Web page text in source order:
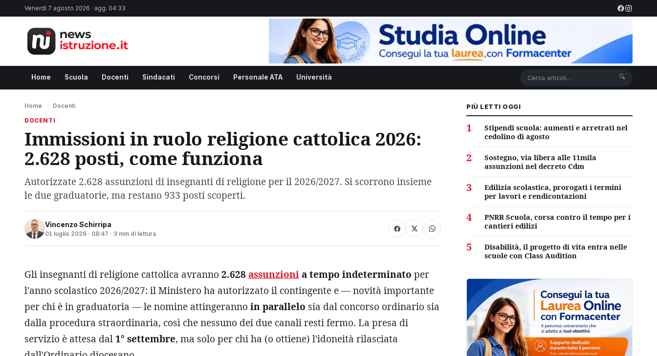
Venerdì 7 agosto 2026 · agg. 04:33
Home Scuola Docenti Sindacati Concorsi Personale ATA Università 🔍
Home › Docenti
DOCENTI
Immissioni in ruolo religione cattolica 2026:
2.628 posti, come funziona
Autorizzate 2.628 assunzioni di insegnanti di religione per il 2026/2027. Si scorrono insieme
le due graduatorie, ma restano 933 posti scoperti.
Vincenzo Schirripa
01 luglio 2026 · 08:47 · 3 min di lettura
Gli insegnanti di religione cattolica avranno 2.628 assunzionia tempo indeterminato per
l'anno scolastico 2026/2027: il Ministero ha autorizzato il contingente e — novità importante
per chi è in graduatoria — le nomine attingeranno in parallelo sia dal concorso ordinario sia
dalla procedura straordinaria, così che nessuno dei due canali resti fermo. La presa di
servizio è attesa dal 1° settembre, ma solo per chi ha (o ottiene) l'idoneità rilasciata
PIÙ LETTI OGGI
1
Stipendi scuola: aumenti e arretrati nel
cedolino di agosto
2
Sostegno, via libera alle 11mila
assunzioni nel decreto Cdm
3
Edilizia scolastica, prorogati i termini
per lavori e rendicontazioni
4
PNRR Scuola, corsa contro il tempo per i
cantieri edilizi
5
Disabilità, il progetto di vita entra nelle
scuole con Class Audition